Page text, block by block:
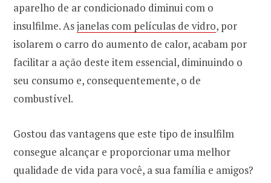
aparelho de ar condicionado diminui com o
insulfilme. Asjanelas com películas de vidro, por
isolarem o carro do aumento de calor, acabam por
facilitar a ação deste item essencial, diminuindo o
seu consumo e, consequentemente, o de
combustível.
Gostou das vantagens que este tipo de insulfilm
consegue alcançar e proporcionar uma melhor
qualidade de vida para você, a sua família e amigos?